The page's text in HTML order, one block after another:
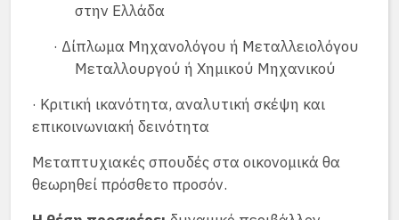
στην Ελλάδα
· Δίπλωμα Μηχανολόγου ή Μεταλλειολόγου
Μεταλλουργού ή Χημικού Μηχανικού
· Κριτική ικανότητα, αναλυτική σκέψη και
επικοινωνιακή δεινότητα
Μεταπτυχιακές σπουδές στα οικονομικά θα
θεωρηθεί πρόσθετο προσόν.